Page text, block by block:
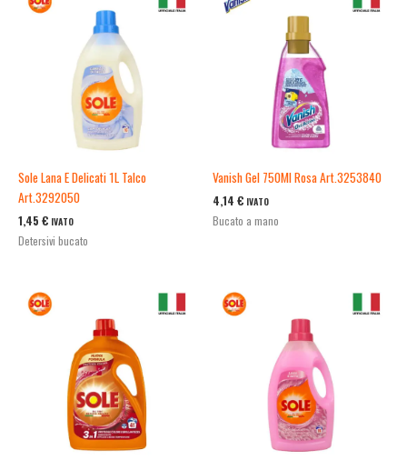
Sole Lana E Delicati 1L Talco
Art.3292050
1,45 € IVATO
Detersivi bucato
Vanish Gel 750Ml Rosa Art.3253840
4,14 € IVATO
Bucato a mano